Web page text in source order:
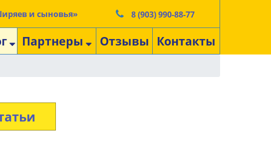
и сыновья» 8 (903) 990-88-77
Партнеры Отзывы Контакты